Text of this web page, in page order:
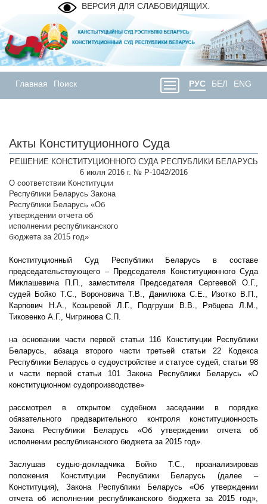
ВЕРСИЯ ДЛЯ СЛАБОВИДЯЩИХ.
Главная Поиск РУС БЕЛ ENG
Акты Конституционного Суда
РЕШЕНИЕ КОНСТИТУЦИОННОГО СУДА РЕСПУБЛИКИ БЕЛАРУСЬ
6 июля 2016 г. № Р-1042/2016
О соответствии Конституции
Республики Беларусь Закона
Республики Беларусь «Об
утверждении отчета об
исполнении республиканского
бюджета за 2015 год»
Конституционный Суд Республики Беларусь в составе
председательствующего – Председателя Конституционного Суда
Миклашевича П.П., заместителя Председателя Сергеевой О.Г.,
судей Бойко Т.С., Вороновича Т.В., Данилюка С.Е., Изотко В.П.,
Карпович Н.А., Козыревой Л.Г., Подгруши В.В., Рябцева Л.М.,
Тиковенко А.Г., Чигринова С.П.
на основании части первой статьи 116 Конституции Республики
Беларусь, абзаца второго части третьей статьи 22 Кодекса
Республики Беларусь о судоустройстве и статусе судей, статьи 98
и части первой статьи 101 Закона Республики Беларусь «О
конституционном судопроизводстве»
рассмотрел в открытом судебном заседании в порядке
обязательного предварительного контроля конституционность
Закона Республики Беларусь «Об утверждении отчета об
исполнении республиканского бюджета за 2015 год».
Заслушав судью-докладчика Бойко Т.С., проанализировав
положения Конституции Республики Беларусь (далее –
Конституция), Закона Республики Беларусь «Об утверждении
отчета об исполнении республиканского бюджета за 2015 год»,